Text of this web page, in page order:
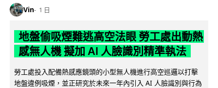
Vin 1 日
地盤偷吸煙難逃高空法眼 勞工處出動熱
感無人機 擬加 AI 人臉識別精準執法
勞工處投入配備熱感應鏡頭的小型無人機進行高空巡邏以打擊
地盤違例吸煙，並正研究於未來一年內引入 AI 人臉識別與行為